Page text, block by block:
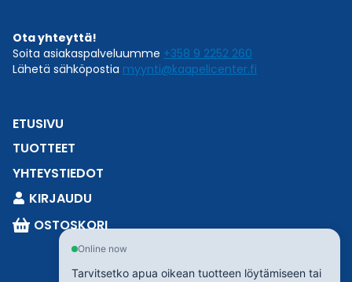
Ota yhteyttä!
Soita asiakaspalveluumme +358 9 2252 260
Lähetä sähköpostia myynti@kaapelicenter.fi
ETUSIVU
TUOTTEET
YHTEYSTIEDOT
KIRJAUDU
OSTOSKORI
Online now
Tarvitsetko apua oikean tuotteen löytämiseen tai